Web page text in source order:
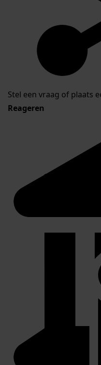
Stel een vraag of plaats
Reageren